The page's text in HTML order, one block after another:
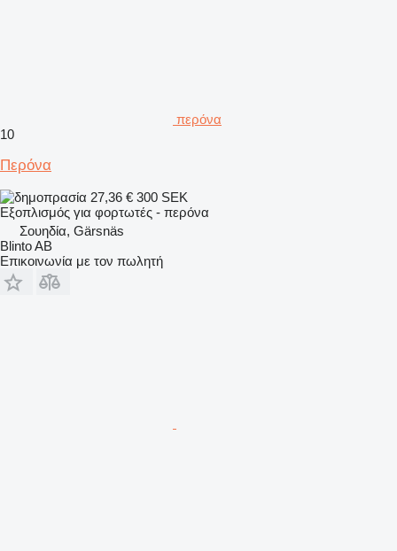
περόνα
10
Περόνα
27,36 € 300 SEK
Εξοπλισμός για φορτωτές - περόνα
Σουηδία, Gärsnäs
Blinto AB
Επικοινωνία με τον πωλητή